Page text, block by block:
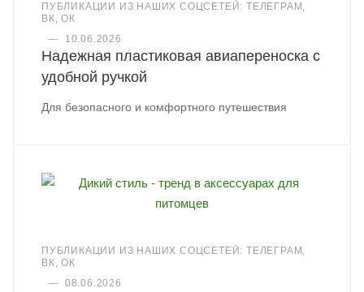
ПУБЛИКАЦИИ ИЗ НАШИХ СОЦСЕТЕЙ: ТЕЛЕГРАМ,
ВК, ОК
—
10.06.2026
Надежная пластиковая авиапереноска с
удобной ручкой
Для безопасного и комфортного путешествия
ПУБЛИКАЦИИ ИЗ НАШИХ СОЦСЕТЕЙ: ТЕЛЕГРАМ,
ВК, ОК
—
08.06.2026